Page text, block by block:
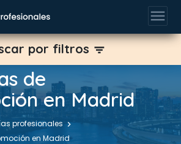
menu
de
en Madrid
profesionales
en Madrid
por filtros filter_list